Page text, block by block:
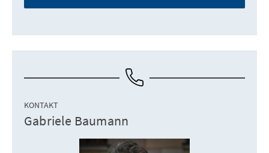
KONTAKT
Gabriele Baumann